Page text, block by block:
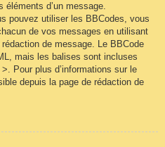
éléments d’un message.
pouvez utiliser les BBCodes, vous
de vos messages en utilisant
rédaction de message. Le BBCode
mais les balises sont incluses
Pour plus d’informations sur le
depuis la page de rédaction de